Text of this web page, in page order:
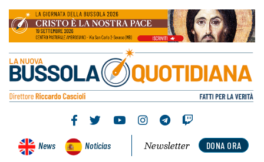
News Noticias DONA ORA
Newsletter